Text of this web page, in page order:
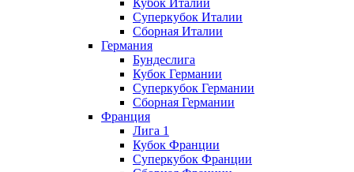
Кубок Италии
Суперкубок Италии
Сборная Италии
Германия
Бундеслига
Кубок Германии
Суперкубок Германии
Сборная Германии
Франция
Лига 1
Кубок Франции
Суперкубок Франции